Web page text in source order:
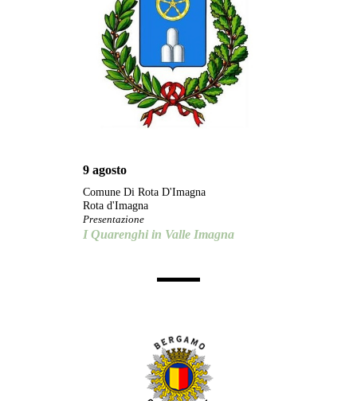
9 agosto
Comune Di Rota D'Imagna
Rota d'Imagna
Presentazione
I Quarenghi in Valle Imagna